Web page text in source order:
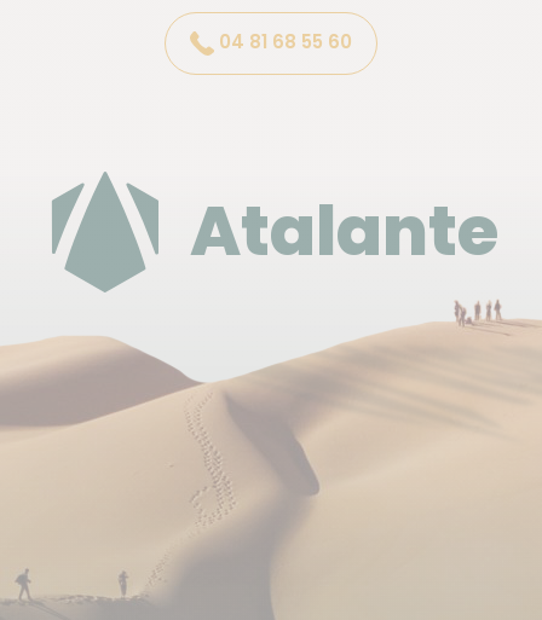
disposent pas de douches. Dans ce cas, vous avez
accès à un point d'eau pour une toilette.
Les hébergements sont souvent de petite capacité
et des changements peuvent intervenir en fonction
des remplissages, mais vous restez néanmoins dans
le même état d'esprit de "petites structures
Accès wifi dans la plupart des hébergements.
Pas besoin d'adaptateur pour les prises ( 220v).
Déplacement
TRANSPORT INTERNATIONAL :
Attention, au Cap-Vert , il y a peu de compagnies
04 81 68 55 60
Atalante